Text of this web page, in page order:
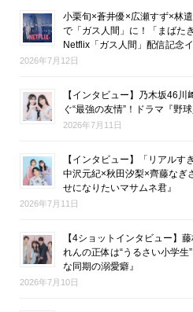
小栗旬×蒼井優×広瀬すず×林
で「ガス人間」に！「まばた
Netflix「ガス人間」配信記念
2026年7月12日
【インタビュー】乃木坂46
ぐ“最強の友情”！ドラマ『野球
2026年7月11日
【インタビュー】「リアルす
中沢元紀×秋田汐梨×齊藤なぎ
せになりたいマサムネ君』
2026年7月11日
【4ショットインタビュー】
れんの正体は“うるさい小学生
な同期の溺愛癖』
2026年7月10日